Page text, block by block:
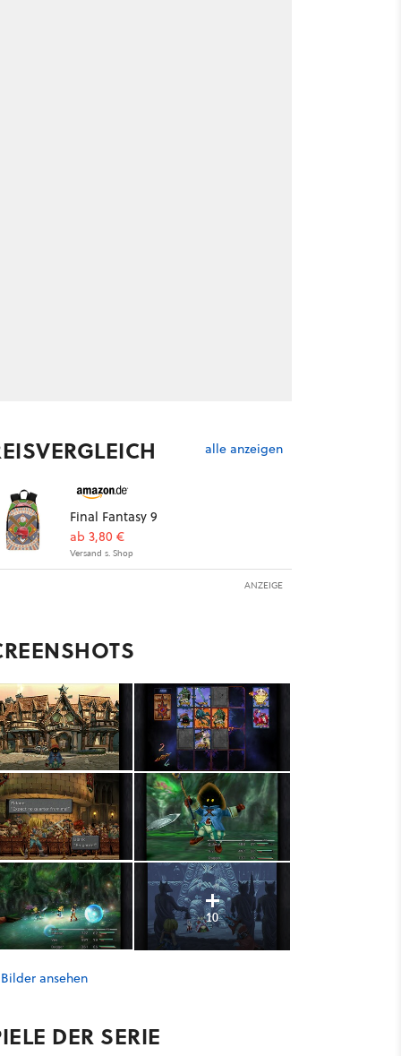
alle anzeigen
Final Fantasy 9
ab 3,80 €
Versand s. Shop
ANZEIGE
10
ansehen
DER SERIE